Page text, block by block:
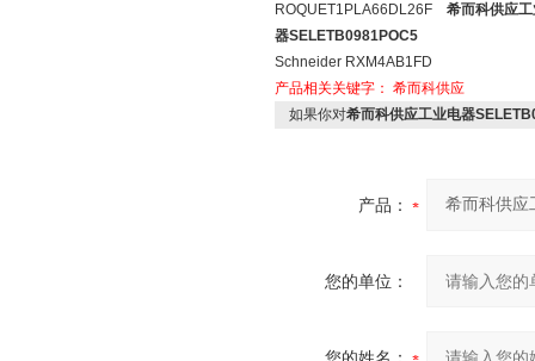
ROQUET1PLA66DL26F 希而科供应
器SELETB0981POC5
Schneider RXM4AB1FD
产品相关关键字： 希而科供应
如果你对希而科供应工业电器
产品：
您的单位：